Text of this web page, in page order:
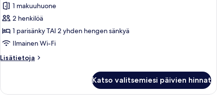
Kahden
hengen
huone
kuvat
1 makuuhuone
2 henkilöä
1 parisänky TAI 2 yhden hengen sänkyä
Ilmainen Wi-Fi
Lisätietoja
Lisätietoja
huone
Katso valitsemiesi päivien hinnat